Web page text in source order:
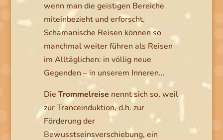
wenn man die geistigen Bereiche
miteinbezieht und erforscht.
Schamanische Reisen können so
manchmal weiter führen als Reisen
im Alltäglichen: in völlig neue
Gegenden – in unserem Inneren…
Die Trommelreise nennt sich so, weil
zur Tranceinduktion, d.h. zur
Förderung der
Bewusstseinsverschiebung, ein